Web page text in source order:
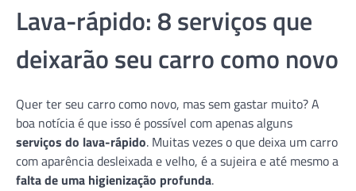
Lava-rápido: 8 serviços que
deixarão seu carro como novo
Quer ter seu carro como novo, mas sem gastar muito? A
boa notícia é que isso é possível com apenas alguns
serviços do lava-rápido. Muitas vezes o que deixa um carro
com aparência desleixada e velho, é a sujeira e até mesmo a
falta de uma higienização profunda.